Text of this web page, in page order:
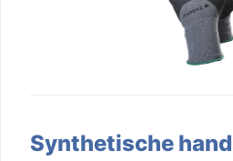
Synthetische